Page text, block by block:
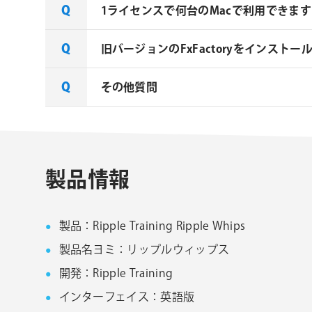
1ライセンスで何台のMacで利用できま
Noise Industries社製品、FxFactory プ
旧バージョンのFxFactoryをインストー
FxFactory 旧バージョンインストーラー
旧バージョンのインストーラーは、サ
その他質問
製品情報
製品：Ripple Training Ripple Whips
製品名ヨミ：リップルウィップス
開発：Ripple Training
インターフェイス：英語版